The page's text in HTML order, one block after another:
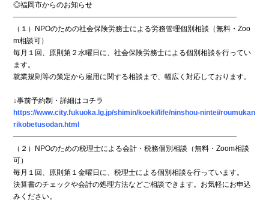
◎福岡市からのお知らせ
―――――――――――――――――――――――――――――――
（１）NPOのための社会保険労務士による労務管理個別相談（無料・Zoo
m相談可）
毎月１回、原則第２水曜日に、社会保険労務士による個別相談を行ってい
ます。
就業規則等の策定から雇用に関する相談まで、幅広く対応しております。
↓事前予約制・詳細はコチラ
https://www.city.fukuoka.lg.jp/shimin/koeki/life/ninshou-nintei/roumukan
rikobetusodan.html
―――――――――――――――――――――――――――――――
（２）NPOのための税理士による会計・税務個別相談（無料・Zoom相談
可）
毎月１回、原則第１金曜日に、税理士による個別相談を行っています。
決算書のチェックや会計の処理方法などご相談できます。お気軽にお申込
みください。